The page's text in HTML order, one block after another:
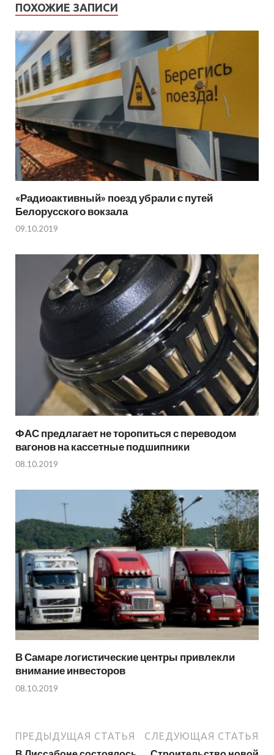
ПОХОЖИЕ ЗАПИСИ
«Радиоактивный» поезд убрали с путей
Белорусского вокзала
09.10.2019
ФАС предлагает не торопиться с переводом
вагонов на кассетные подшипники
08.10.2019
В Самаре логистические центры привлекли
внимание инвесторов
08.10.2019
ПРЕДЫДУЩАЯ СТАТЬЯ СЛЕДУЮЩАЯ СТАТЬЯ